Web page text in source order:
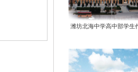
潍坊北海中学高中部学生